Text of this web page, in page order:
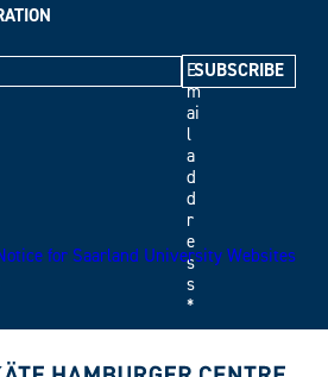
E
m
ai
l
a
d
d
r
e
s
s
*
for Saarland University Websites